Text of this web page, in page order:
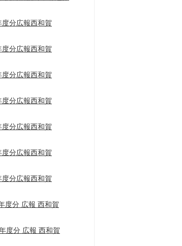
度分広報西和賀
度分広報西和賀
度分広報西和賀
度分広報西和賀
度分広報西和賀
度分広報西和賀
度分広報西和賀
度分 広報 西和賀
度分 広報 西和賀